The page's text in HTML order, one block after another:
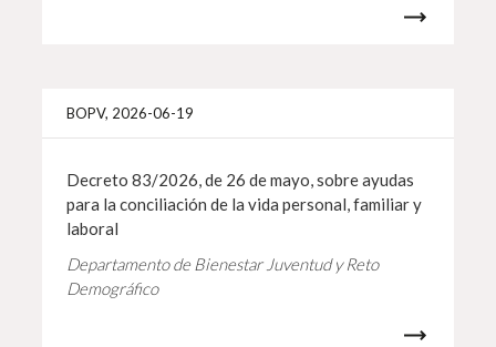
BOPV, 2026-06-19
Decreto 83/2026, de 26 de mayo, sobre ayudas
para la conciliación de la vida personal, familiar y
laboral
Departamento de Bienestar Juventud y Reto
Demográfico